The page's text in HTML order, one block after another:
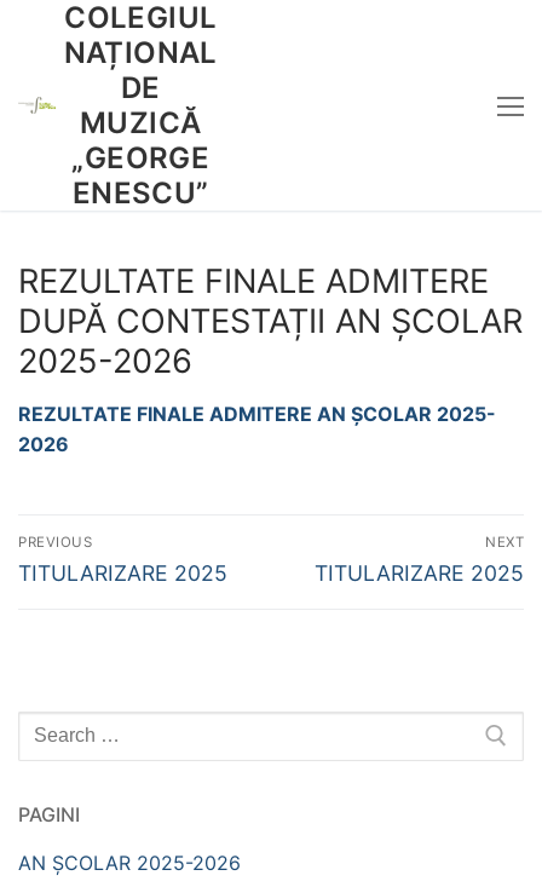
COLEGIUL
NAȚIONAL
DE
MUZICĂ
„GEORGE
ENESCU”
REZULTATE FINALE ADMITERE
DUPĂ CONTESTAȚII AN ȘCOLAR
2025-2026
REZULTATE FINALE ADMITERE AN ȘCOLAR 2025-
2026
Navigare
în
PREVIOUS
Previous
TITULARIZARE 2025
NEXT
Next
TITULARIZARE 2025
Caută
după:
PAGINI
AN ȘCOLAR 2025-2026